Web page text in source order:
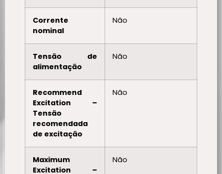
Corrente
nominal
Não
Tensão de
alimentação
Não
Recommend
Excitation –
Tensão
recomendada
de excitação
Não
Maximum
Excitation –
Não